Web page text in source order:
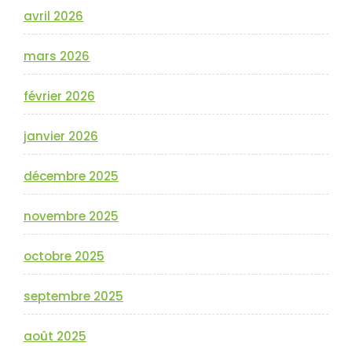
avril 2026
mars 2026
février 2026
janvier 2026
décembre 2025
novembre 2025
octobre 2025
septembre 2025
août 2025